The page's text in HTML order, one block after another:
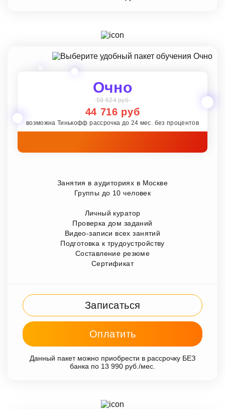
Очно
59 624 руб
44 716 руб
возможна Тинькофф рассрочка до 24 мес. без процентов
Занятия в аудиториях в Москве
Группы до 10 человек
Личный куратор
Проверка дом заданий
Видео-записи всех занятий
Подготовка к трудоустройству
Составление резюме
Сертификат
Записаться
Оплатить
Данный пакет можно приобрести в рассрочку БЕЗ
банка по 13 990 руб./мес.